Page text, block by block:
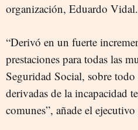
organización, Eduardo Vidal.
“Derivó en un fuerte
prestaciones para todas las
Seguridad Social, sobre todo
derivadas de la incapacidad
comunes”, añade el